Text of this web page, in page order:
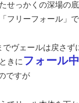
せっかくの深場の
フリーフォール」で
でヴェールは戻さず
きに フォール
ですが